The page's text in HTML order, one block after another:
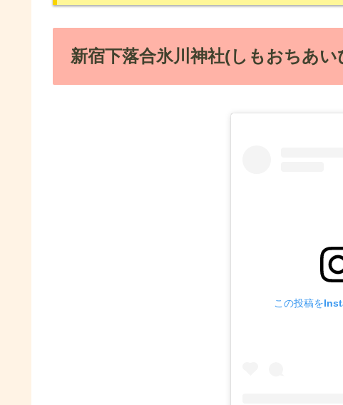
新宿下落合氷川神社(しもおちあ
この投稿を